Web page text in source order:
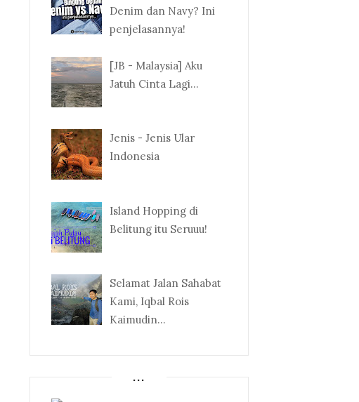
Denim dan Navy? Ini
penjelasannya!
[JB - Malaysia] Aku
Jatuh Cinta Lagi...
Jenis - Jenis Ular
Indonesia
Island Hopping di
Belitung itu Seruuu!
Selamat Jalan Sahabat
Kami, Iqbal Rois
Kaimudin...
...